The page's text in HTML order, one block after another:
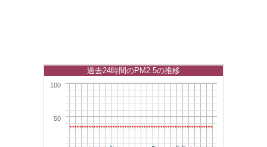
50
100
過去24時間のPM2.5の推移